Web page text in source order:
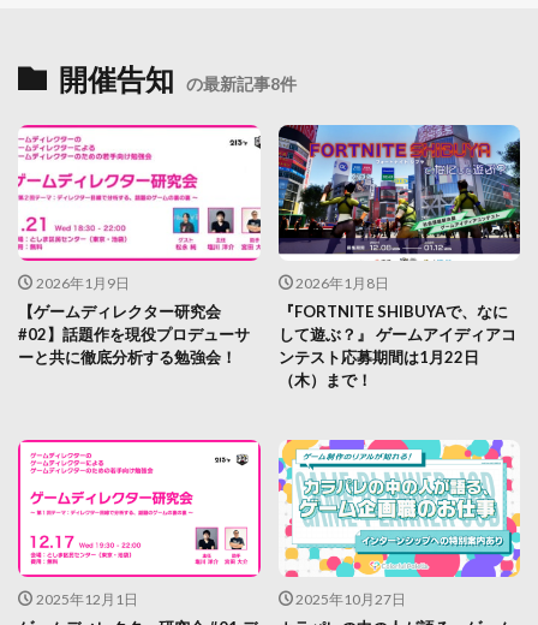
開催告知 の最新記事8件
2026年1月9日
【ゲームディレクター研究会
#02】話題作を現役プロデューサ
ーと共に徹底分析する勉強会！
2026年1月8日
『FORTNITE SHIBUYAで、なに
して遊ぶ？』 ゲームアイディアコ
ンテスト応募期間は1月22日
（木）まで！
2025年12月1日 2025年10月27日